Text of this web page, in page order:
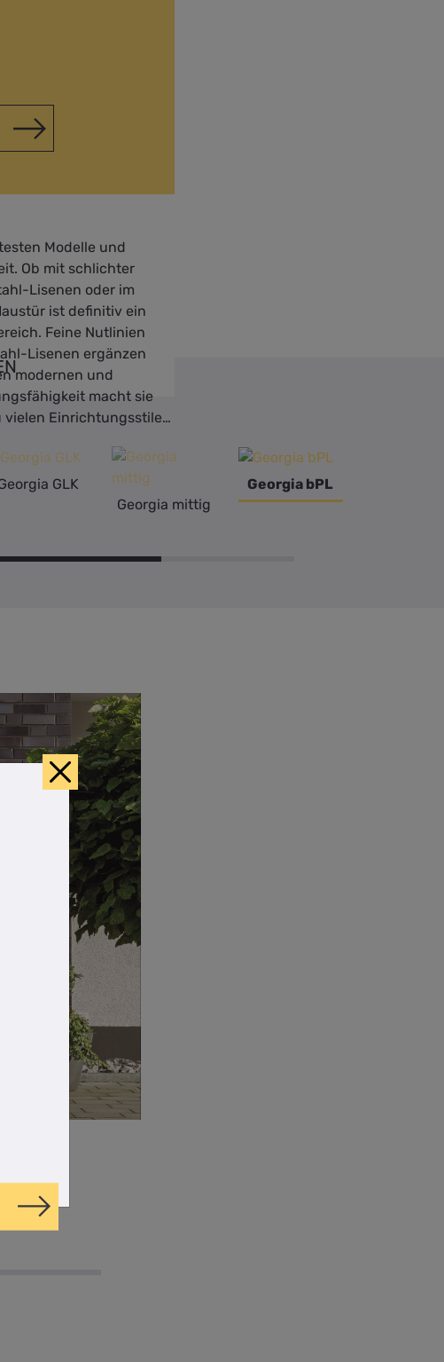
Modelle und
Ob mit schlichter
Lisenen oder im
ist definitiv ein
Feine Nutlinien
Lisenen ergänzen
modernen und
macht sie
vielen Einrichtungsstilen
GLK
Georgia mittig
Georgia bPL